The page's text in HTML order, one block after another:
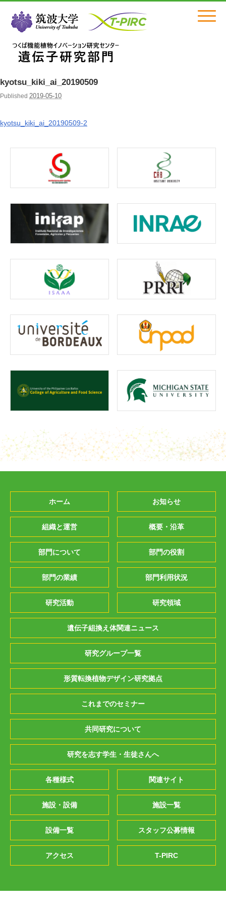
Click
kyotsu_kiki_ai_20190509
Published 2019-05-10
kyotsu_kiki_ai_20190509-2
ホーム お知らせ
組織と運営 概要・沿革
部門について 部門の役割
部門の業績 部門利用状況
研究活動 研究領域
遺伝子組換え体関連ニュース
研究グループ一覧
形質転換植物デザイン研究拠点
これまでのセミナー
共同研究について
研究を志す学生・生徒さんへ
各種様式 関連サイト
施設・設備 施設一覧
設備一覧 スタッフ公募情報
アクセス T-PIRC